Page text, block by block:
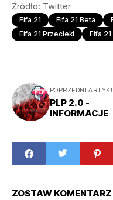
Źródło: Twitter
Fifa 21 Fifa 21 Beta
Fifa 21 Przecieki
Fifa
POPRZEDNI
PLP 2.0 -
INFORMACJE
ZOSTAW KOMENTARZ